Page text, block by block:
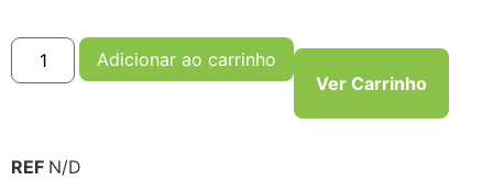
Adicionar ao carrinho
Ver Carrinho
REF N/D